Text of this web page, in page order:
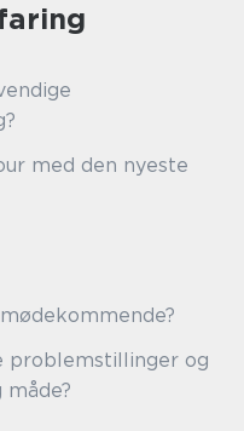
med den nyeste
problemstillinger og